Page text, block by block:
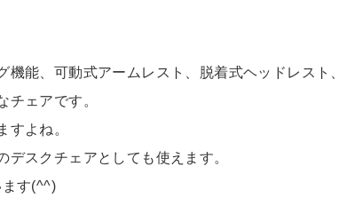
能、可動式アームレスト、脱着式ヘッドレスト、
チェアです。
すよね。
スクチェアとしても使えます。
す(^^)